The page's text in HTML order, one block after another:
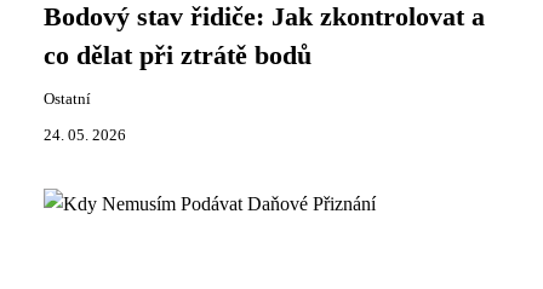
Bodový stav řidiče: Jak zkontrolovat a
co dělat při ztrátě bodů
Ostatní
24. 05. 2026